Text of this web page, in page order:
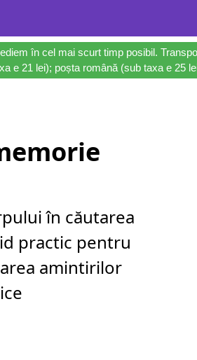
în cel mai scurt timp posibil.
e 21 lei); poșta română (sub taxa e 25
în căutarea
practic pentru
amintirilor